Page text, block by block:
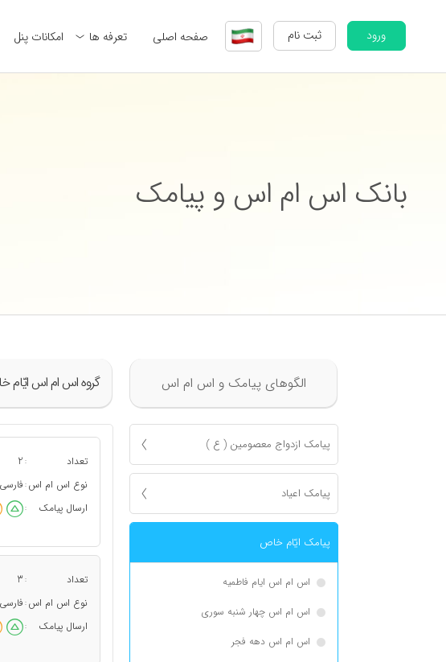
ورود ثبت نام صفحه اصلی تعرفه ها امکانات پنل
بانک اس ام اس و پیامک
الگوهای پیامک و اس ام اس
پیامک ازدواج معصومين ( ع )
پیامک اعياد
پیامک ايّام خاص
اس ام اس ایام فاطمیه
اس ام اس چهار شنبه سوری
اس ام اس دهه فجر
گروه اس ام اس ايّام
تعداد :
2
نوع اس ام اس : فارسی
ارسال پیامک
:
تعداد :
3
نوع اس ام اس : فارسی
ارسال پیامک
: